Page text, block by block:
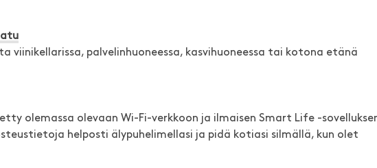
viinikellarissa, palvelinhuoneessa, kasvihuoneessa tai kotona etänä
olemassa olevaan Wi-Fi-verkkoon ja ilmaisen Smart Life -
helposti älypuhelimellasi ja pidä kotiasi silmällä, kun olet